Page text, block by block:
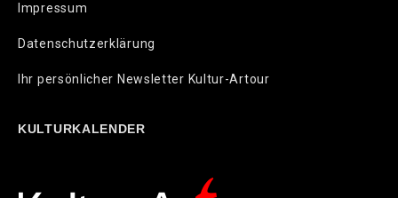
Impressum
Datenschutzerklärung
Ihr persönlicher Newsletter Kultur-Artour
KULTURKALENDER